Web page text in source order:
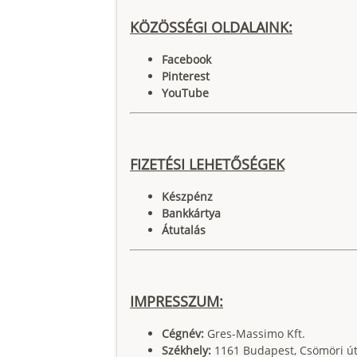
KÖZÖSSÉGI OLDALAINK:
Facebook
Pinterest
YouTube
FIZETÉSI LEHETŐSÉGEK
Készpénz
Bankkártya
Átutalás
IMPRESSZUM:
Cégnév: Gres-Massimo Kft.
Székhely: 1161 Budapest, Csömöri